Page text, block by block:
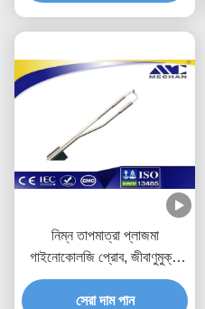
নিম্ন তাপমাত্রা প্লাজমা
গাইনোকোলজি প্রোব, জীবাণুমুক্ত
গাইন সার্জিক্যাল যন্ত্রপাতি
সেরা দাম পান